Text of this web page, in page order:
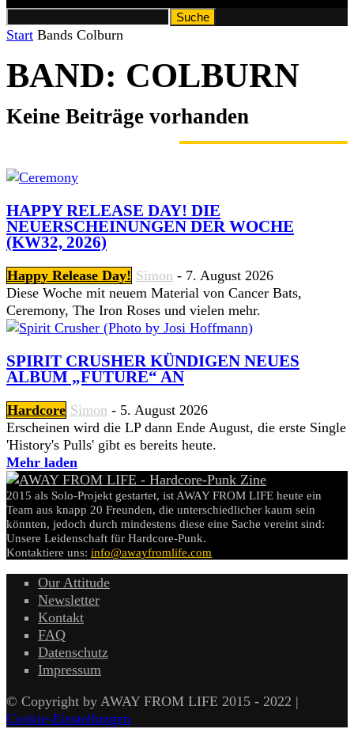
Start Bands Colburn
BAND: COLBURN
Keine Beiträge vorhanden
HAPPY RELEASE DAY! DIE
NEUERSCHEINUNGEN DER WOCHE
(KW32, 2026)
Happy Release Day! Simon - 7. August 2026
Diese Woche mit neuem Material von Cancer Bats,
Ceremony, The Iron Roses und vielen mehr.
SPIRIT CRUSHER KÜNDIGEN NEUES
ALBUM „FUTURE“ AN
Hardcore Simon - 5. August 2026
Erscheinen wird die LP dann Ende August, die erste Single
'History's Pulls' gibt es bereits heute.
Mehr laden
2015 als Solo-Projekt gestartet, ist AWAY FROM LIFE heute ein
Team aus knapp 20 Freunden, die unterschiedlicher kaum sein
könnten, jedoch durch mindestens diese eine Sache vereint sind:
Unsere Leidenschaft für Hardcore-Punk.
Kontaktiere uns: info@awayfromlife.com
Our Attitude
Newsletter
Kontakt
FAQ
Datenschutz
Impressum
© Copyright by AWAY FROM LIFE 2015 - 2022 |
Cookie-Einstellungen